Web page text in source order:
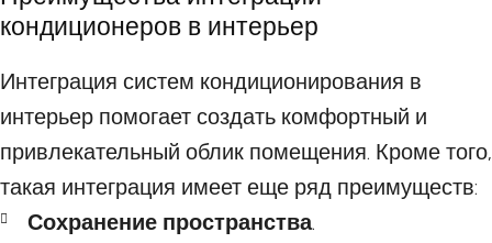
кондиционеров в интерьер
Интеграция систем кондиционирования в
интерьер помогает создать комфортный и
привлекательный облик помещения. Кроме того,
такая интеграция имеет еще ряд преимуществ:
Сохранение пространства.